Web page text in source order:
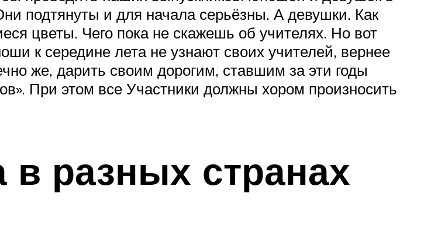
подтянуты и для начала серьёзны. А девушки. Как
цветы. Чего пока не скажешь об учителях. Но вот
к середине лета не узнают своих учителей, вернее
же, дарить своим дорогим, ставшим за эти годы
При этом все Участники должны хором произносить
разных странах